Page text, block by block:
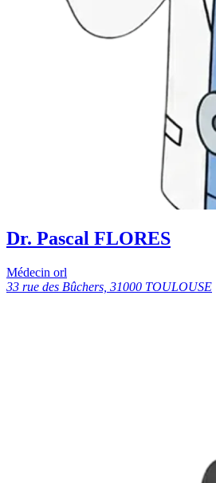
Dr. Pascal FLORES
Médecin orl
33 rue des Bûchers, 31000 TOULOUSE